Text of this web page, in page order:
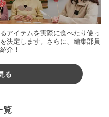
アイテムを実際に食べたり使っ
決定します。さらに、編集部員
介！
る
覧